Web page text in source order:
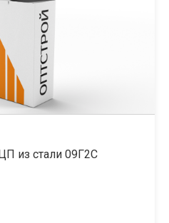
из стали 09Г2С